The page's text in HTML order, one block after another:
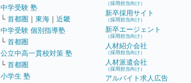
中学受験 塾
└ 首都圏 ｜ 東海 ｜ 近畿
中学受験 個別指導塾
└ 首都圏
公立中高一貫校対策 塾
└ 首都圏
小学生 塾
（採用担当向け）
新卒採用サイト
（採用担当向け）
新卒エージェント
（採用担当向け）
人材紹介会社
（採用担当向け）
人材派遣会社
（採用担当向け）
アルバイト求人広告